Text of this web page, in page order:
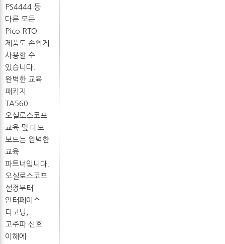
PS4444 등
다른 모든
Pico RTO
제품도 손쉽게
사용할 수
있습니다.
완벽한 교육
패키지
TA560
오실로스코프
교육 및 데모
보드는 완벽한
교육
파트너입니다.
오실로스코프
설정부터
인터페이스
디코딩,
고주파 신호
이해에